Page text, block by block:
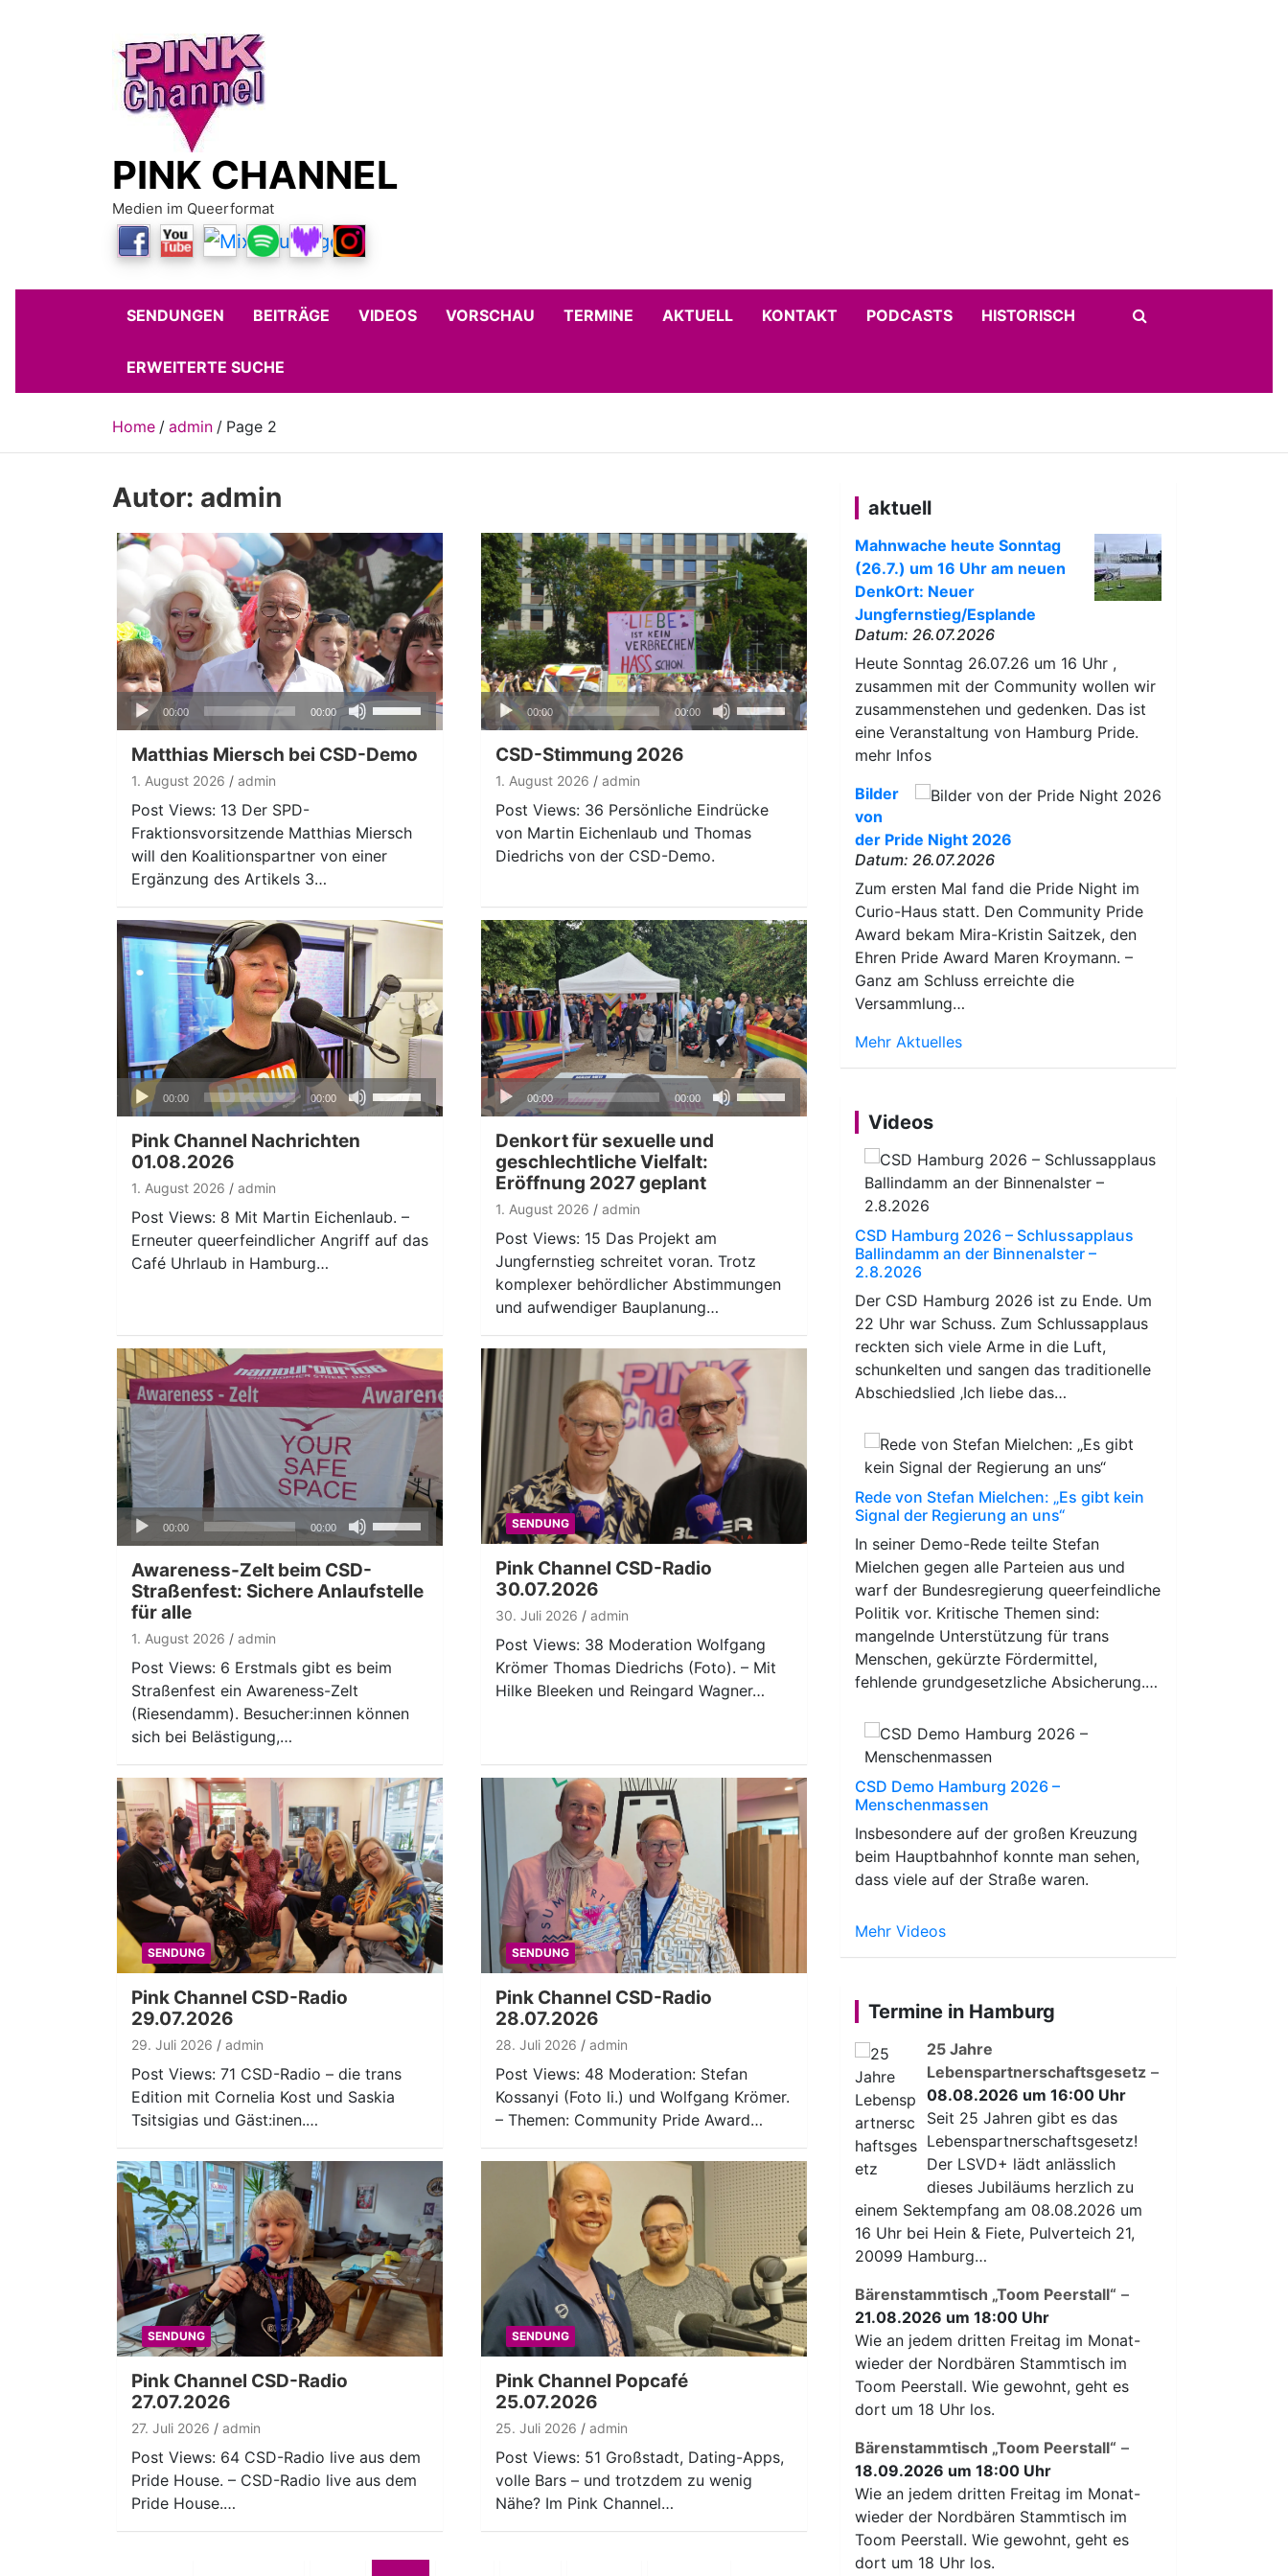
PINK CHANNEL
Medien im Queerformat
SENDUNGEN BEITRÄGE VIDEOS VORSCHAU TERMINE AKTUELL KONTAKT PODCASTS HISTORISCH
ERWEITERTE SUCHE
Home admin Page 2
Autor: admin
Audio-
Player
00:00 00:00
Pfeiltasten
benutzen,
zu
regeln.
Matthias Miersch bei CSD-Demo
1. August 2026 admin
Post Views: 13 Der SPD-
Fraktionsvorsitzende Matthias Miersch
will den Koalitionspartner von einer
Ergänzung des Artikels 3…
Audio-
Player
00:00 00:00
Pfeiltasten
Hoch/Runter
Lautstärke
zu
CSD-Stimmung 2026
1. August 2026 admin
Post Views: 36 Persönliche Eindrücke
von Martin Eichenlaub und Thomas
Diedrichs von der CSD-Demo.
Audio-
Player
00:00 00:00
Pfeiltasten
Hoch/Runter
zu
regeln.
Pink Channel Nachrichten
01.08.2026
1. August 2026 admin
Post Views: 8 Mit Martin Eichenlaub. –
Erneuter queerfeindlicher Angriff auf das
Café Uhrlaub in Hamburg…
Audio-
Player
00:00 00:00
Pfeiltasten
Hoch/Runter
Denkort für sexuelle und
geschlechtliche Vielfalt:
Eröffnung 2027 geplant
1. August 2026 admin
Post Views: 15 Das Projekt am
Jungfernstieg schreitet voran. Trotz
komplexer behördlicher Abstimmungen
und aufwendiger Bauplanung…
Audio- 00:00 00:00
Pfeiltasten
Hoch/Runter
um
regeln.
Awareness-Zelt beim CSD-
Straßenfest: Sichere Anlaufstelle
für alle
1. August 2026 admin
Post Views: 6 Erstmals gibt es beim
Straßenfest ein Awareness-Zelt
(Riesendamm). Besucher:innen können
sich bei Belästigung,…
SENDUNG
Pink Channel CSD-Radio
30.07.2026
30. Juli 2026 admin
Post Views: 38 Moderation Wolfgang
Krömer Thomas Diedrichs (Foto). – Mit
Hilke Bleeken und Reingard Wagner…
SENDUNG
Pink Channel CSD-Radio
29.07.2026
29. Juli 2026 admin
Post Views: 71 CSD-Radio – die trans
Edition mit Cornelia Kost und Saskia
Tsitsigias und Gäst:inen.…
SENDUNG
Pink Channel CSD-Radio
28.07.2026
28. Juli 2026 admin
Post Views: 48 Moderation: Stefan
Kossanyi (Foto li.) und Wolfgang Krömer.
– Themen: Community Pride Award…
SENDUNG
Pink Channel CSD-Radio
27.07.2026
27. Juli 2026 admin
Post Views: 64 CSD-Radio live aus dem
Pride House. – CSD-Radio live aus dem
Pride House.…
SENDUNG
Pink Channel Popcafé
25.07.2026
25. Juli 2026 admin
Post Views: 51 Großstadt, Dating-Apps,
volle Bars – und trotzdem zu wenig
Nähe? Im Pink Channel…
aktuell
Mahnwache heute Sonntag
(26.7.) um 16 Uhr am neuen
DenkOrt: Neuer
Jungfernstieg/Esplande
Datum: 26.07.2026
Heute Sonntag 26.07.26 um 16 Uhr ,
zusammen mit der Community wollen wir
zusammenstehen und gedenken. Das ist
eine Veranstaltung von Hamburg Pride.
mehr Infos
Bilder
von
der Pride Night 2026
Datum: 26.07.2026
Zum ersten Mal fand die Pride Night im
Curio-Haus statt. Den Community Pride
Award bekam Mira-Kristin Saitzek, den
Ehren Pride Award Maren Kroymann. –
Ganz am Schluss erreichte die
Versammlung…
Mehr Aktuelles
Videos
CSD Hamburg 2026 – Schlussapplaus
Ballindamm an der Binnenalster –
2.8.2026
Der CSD Hamburg 2026 ist zu Ende. Um
22 Uhr war Schuss. Zum Schlussapplaus
reckten sich viele Arme in die Luft,
schunkelten und sangen das traditionelle
Abschiedslied ‚Ich liebe das…
Rede von Stefan Mielchen: „Es gibt kein
Signal der Regierung an uns“
In seiner Demo-Rede teilte Stefan
Mielchen gegen alle Parteien aus und
warf der Bundesregierung queerfeindliche
Politik vor. Kritische Themen sind:
mangelnde Unterstützung für trans
Menschen, gekürzte Fördermittel,
fehlende grundgesetzliche Absicherung.…
CSD Demo Hamburg 2026 –
Menschenmassen
Insbesondere auf der großen Kreuzung
beim Hauptbahnhof konnte man sehen,
dass viele auf der Straße waren.
Mehr Videos
Termine in Hamburg
25 Jahre
Lebenspartnerschaftsgesetz –
08.08.2026 um 16:00 Uhr
Seit 25 Jahren gibt es das
Lebenspartnerschaftsgesetz!
Der LSVD+ lädt anlässlich
dieses Jubiläums herzlich zu
einem Sektempfang am 08.08.2026 um
16 Uhr bei Hein & Fiete, Pulverteich 21,
20099 Hamburg…
Bärenstammtisch „Toom Peerstall“ –
21.08.2026 um 18:00 Uhr
Wie an jedem dritten Freitag im Monat-
wieder der Nordbären Stammtisch im
Toom Peerstall. Wie gewohnt, geht es
dort um 18 Uhr los.
Bärenstammtisch „Toom Peerstall“ –
18.09.2026 um 18:00 Uhr
Wie an jedem dritten Freitag im Monat-
wieder der Nordbären Stammtisch im
Toom Peerstall. Wie gewohnt, geht es
dort um 18 Uhr los.